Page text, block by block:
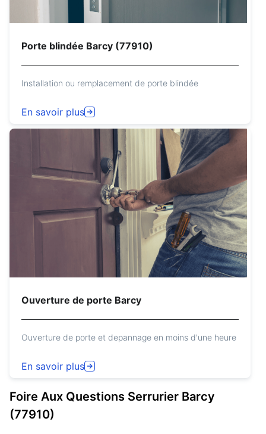
Porte blindée Barcy (77910)
Installation ou remplacement de porte blindée
En savoir plus
Ouverture de porte Barcy
Ouverture de porte et depannage en moins d'une heure
En savoir plus
Foire Aux Questions Serrurier Barcy
(77910)